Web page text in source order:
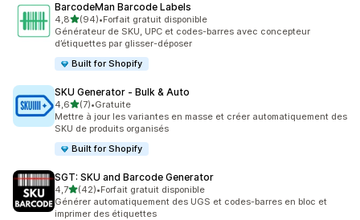
BarcodeMan Barcode Labels
4,8étoile(s) sur 5
(94)
94 avis au total
•Forfait gratuit disponible
Générateur de SKU, UPC et codes-barres avec concepteur
d’étiquettes par glisser-déposer
Built for Shopify
SKU Generator ‑ Bulk & Auto
4,6étoile(s) sur 5
(7)
7 avis au total
•Gratuite
Mettre à jour les variantes en masse et créer automatiquement des
SKU de produits organisés
Built for Shopify
SGT: SKU and Barcode Generator
4,7étoile(s) sur 5
(42)
42 avis au total
•Forfait gratuit disponible
Générer automatiquement des UGS et codes-barres en bloc et
imprimer des étiquettes